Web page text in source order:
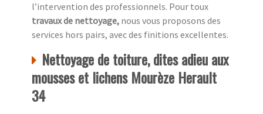
l’intervention des professionnels. Pour toux
travaux de nettoyage, nous vous proposons des
services hors pairs, avec des finitions excellentes.
Nettoyage de toiture, dites adieu aux
mousses et lichens Mourèze Herault
34